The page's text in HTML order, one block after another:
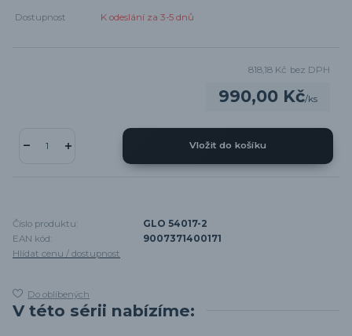
Dostupnost K odeslání za 3-5 dnů
990,00 Kč/ks
818,18 Kč bez DPH
Vložit do košíku
Číslo produktu:
GLO 54017-2
EAN kód:
9007371400171
Hlídat cenu / dostupnost
Do oblíbených
V této sérii nabízíme: